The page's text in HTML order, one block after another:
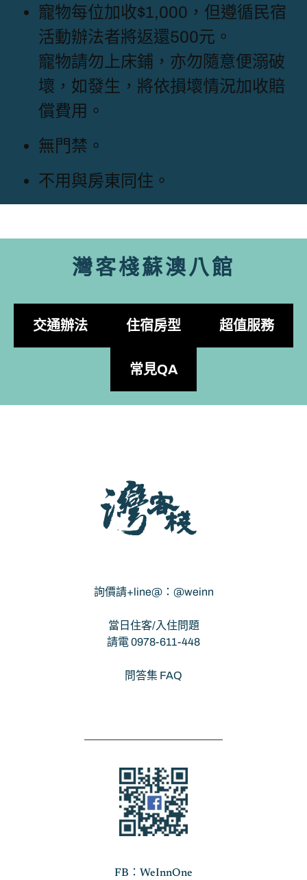
寵物每位加收$1,000，但遵循民宿
活動辦法者將返還500元。
寵物請勿上床鋪，亦勿隨意便溺破
壞，如發生，將依損壞情況加收賠
償費用。
無門禁。
不用與房東同住。
灣客棧蘇澳八館
交通辦法 住宿房型 超值服務
常見QA
詢價請+line@：@weinn
當日住客/入住問題
請電 0978-611-448
問答集 FAQ
FB：WeInnOne